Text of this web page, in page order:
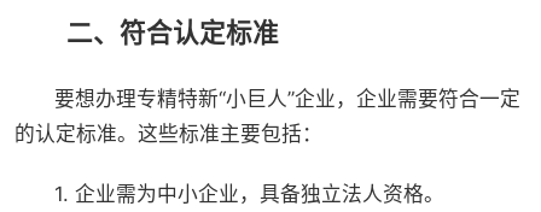
二、符合认定标准
要想办理专精特新“小巨人”企业，企业需要符合一定
的认定标准。这些标准主要包括：
1. 企业需为中小企业，具备独立法人资格。